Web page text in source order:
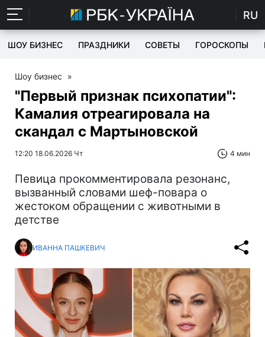
RU
ШОУ БИЗНЕС ПРАЗДНИКИ СОВЕТЫ ГОРОСКОПЫ
Шоу бизнес »
"Первый признак психопатии":
Камалия отреагировала на
скандал с Мартыновской
12:20 18.06.2026 Чт 4 мин
Певица прокомментировала резонанс,
вызванный словами шеф-повара о
жестоком обращении с животными в
детстве
ИВАННА ПАШКЕВИЧ